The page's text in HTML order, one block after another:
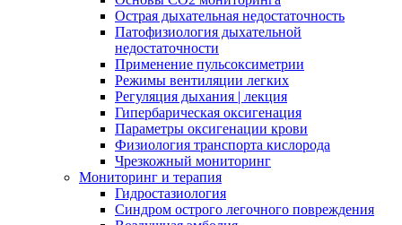
Острая дыхательная недостаточность
Патофизиология дыхательной
недостаточности
Применение пульсоксиметрии
Режимы вентиляции легких
Регуляция дыхания | лекция
Гипербарическая оксигенация
Параметры оксигенации крови
Физиология транспорта кислорода
Чрезкожный мониторинг
Мониторинг и терапия
Гидростазиология
Cиндром острого легочного повреждения